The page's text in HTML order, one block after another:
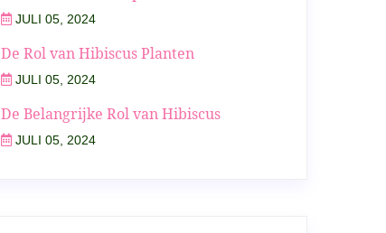
JULI 05, 2024
De Rol van Hibiscus Planten
JULI 05, 2024
De Belangrijke Rol van Hibiscus
JULI 05, 2024